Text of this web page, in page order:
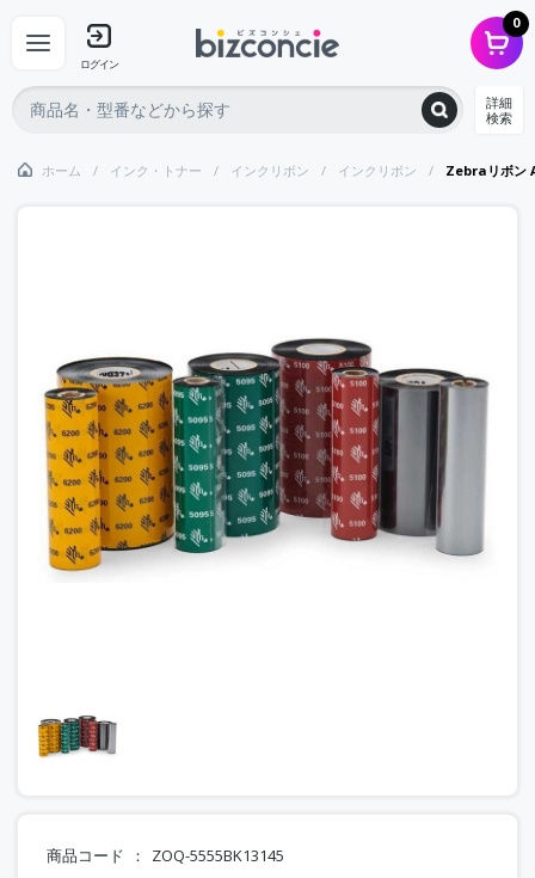
ログイン
0
詳細
検索
ホーム インク・トナー インクリボン インクリボン Zebraリボン
商品コード ZOQ-5555BK13145